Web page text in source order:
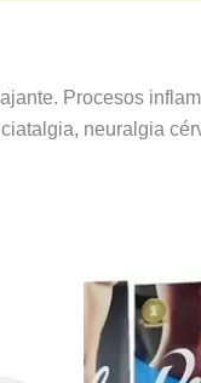
Procesos
neuralgia